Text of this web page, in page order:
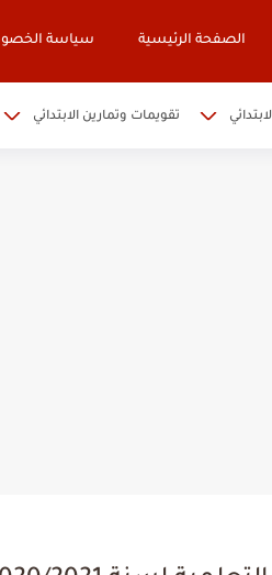
الصفحة الرئيسية سياسة
تقويمات وتمارين الابتدائي